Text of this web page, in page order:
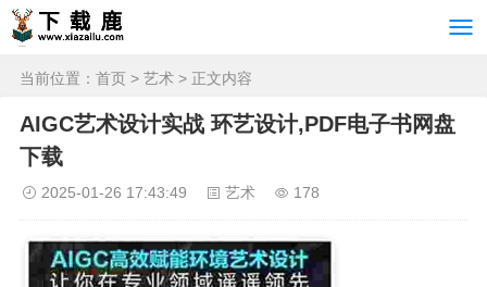
当前位置： 首页 > 艺术 > 正文内容
AIGC艺术设计实战 环艺设计,PDF电子书网盘
下载
2025-01-26 17:43:49 艺术 178